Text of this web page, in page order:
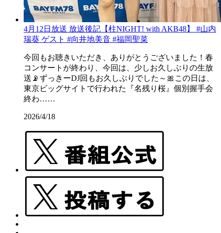
4月12日放送 放送後記【柱NIGHT! with AKB48】 #山内
瑞葵 ゲスト #向井地美音 #福岡聖菜
今回もお聴きいただき、ありがとうございました！春
コンサートが終わり、今回は、少しお久しぶりの生放
送📡ずっきーDJ回もお久しぶりでした～🎀この日は、
東京ビッグサイトで行われた『名残り桜』個別握手会
終わ……
2026/4/18